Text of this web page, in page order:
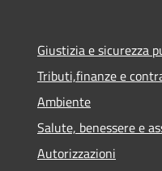
Giustizia e sicurezza
Tributi,finanze e
Ambiente
Salute, benessere e
Autorizzazioni